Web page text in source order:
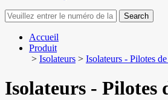
Search
Accueil
Produit
> Isolateurs > Isolateurs - Pilotes
Isolateurs - Pilotes